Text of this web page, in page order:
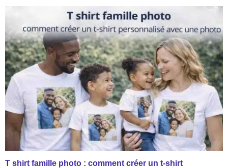
T shirt famille photo : comment créer un t-shirt